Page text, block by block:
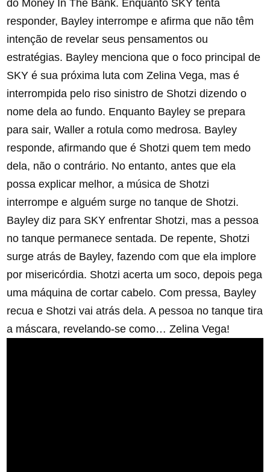
do Money In The Bank. Enquanto SKY tenta
responder, Bayley interrompe e afirma que não têm
intenção de revelar seus pensamentos ou
estratégias. Bayley menciona que o foco principal de
SKY é sua próxima luta com Zelina Vega, mas é
interrompida pelo riso sinistro de Shotzi dizendo o
nome dela ao fundo. Enquanto Bayley se prepara
para sair, Waller a rotula como medrosa. Bayley
responde, afirmando que é Shotzi quem tem medo
dela, não o contrário. No entanto, antes que ela
possa explicar melhor, a música de Shotzi
interrompe e alguém surge no tanque de Shotzi.
Bayley diz para SKY enfrentar Shotzi, mas a pessoa
no tanque permanece sentada. De repente, Shotzi
surge atrás de Bayley, fazendo com que ela implore
por misericórdia. Shotzi acerta um soco, depois pega
uma máquina de cortar cabelo. Com pressa, Bayley
recua e Shotzi vai atrás dela. A pessoa no tanque tira
a máscara, revelando-se como… Zelina Vega!